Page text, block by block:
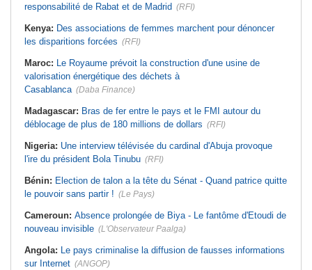
responsabilité de Rabat et de Madrid (RFI)
Kenya: Des associations de femmes marchent pour dénoncer
les disparitions forcées (RFI)
Maroc: Le Royaume prévoit la construction d'une usine de
valorisation énergétique des déchets à
Casablanca (Daba Finance)
Madagascar: Bras de fer entre le pays et le FMI autour du
déblocage de plus de 180 millions de dollars (RFI)
Nigeria: Une interview télévisée du cardinal d'Abuja provoque
l'ire du président Bola Tinubu (RFI)
Bénin: Election de talon a la tête du Sénat - Quand patrice quitte
le pouvoir sans partir ! (Le Pays)
Cameroun: Absence prolongée de Biya - Le fantôme d'Etoudi de
nouveau invisible (L'Observateur Paalga)
Angola: Le pays criminalise la diffusion de fausses informations
sur Internet (ANGOP)